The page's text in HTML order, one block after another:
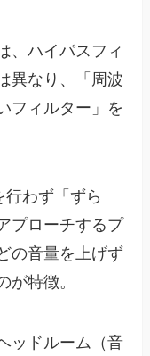
、ハイパスフィ
異なり、「周波
フィルター」を
わず「ずら
プローチするプ
の音量を上げず
が特徴。
ッドルーム（音